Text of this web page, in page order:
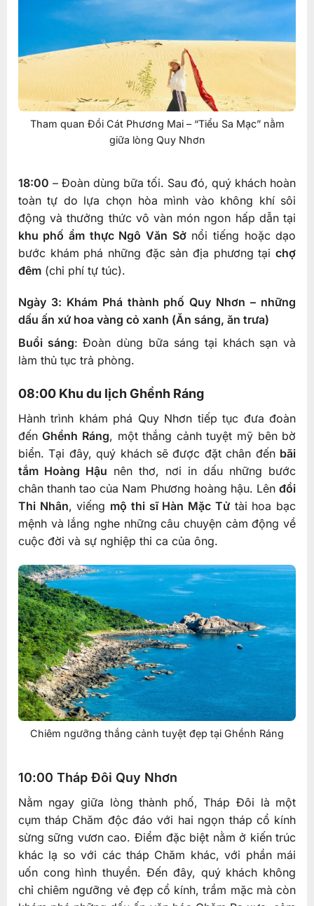
Tham quan Đồi Cát Phương Mai – “Tiểu Sa Mạc” nằm
giữa lòng Quy Nhơn
18:00 – Đoàn dùng bữa tối. Sau đó, quý khách hoàn
toàn tự do lựa chọn hòa mình vào không khí sôi
động và thưởng thức vô vàn món ngon hấp dẫn tại
khu phố ẩm thực Ngô Văn Sởnổi tiếng hoặc dạo
bước khám phá những đặc sản địa phương tạichợ
đêm(chi phí tự túc).
Ngày 3: Khám Phá thành phố Quy Nhơn – những
dấu ấn xứ hoa vàng cỏ xanh (Ăn sáng, ăn trưa)
Buổi sáng: Đoàn dùng bữa sáng tại khách sạn và
làm thủ tục trả phòng.
08:00 Khu du lịch Ghềnh Ráng
Hành trình khám phá Quy Nhơn tiếp tục đưa đoàn
đếnGhềnh Ráng, một thắng cảnh tuyệt mỹ bên bờ
biển. Tại đây, quý khách sẽ được đặt chân đến bãi
tắm Hoàng Hậu nên thơ, nơi in dấu những bước
chân thanh tao của Nam Phương hoàng hậu. Lênđồi
Thi Nhân, viếng mộ thi sĩ Hàn Mặc Tửtài hoa bạc
mệnh và lắng nghe những câu chuyện cảm động về
cuộc đời và sự nghiệp thi ca của ông.
Chiêm ngưỡng thắng cảnh tuyệt đẹp tại Ghềnh Ráng
10:00 Tháp Đôi Quy Nhơn
Nằm ngay giữa lòng thành phố, Tháp Đôi là một
cụm tháp Chăm độc đáo với hai ngọn tháp cổ kính
sừng sững vươn cao. Điểm đặc biệt nằm ở kiến trúc
khác lạ so với các tháp Chăm khác, với phần mái
uốn cong hình thuyền. Đến đây, quý khách không
chỉ chiêm ngưỡng vẻ đẹp cổ kính, trầm mặc mà còn